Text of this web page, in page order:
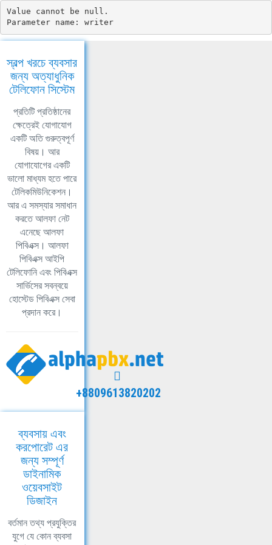
Value cannot be null.
Parameter name: writer
স্বল্প খরচে ব্যবসার
জন্য অত্যাধুনিক
টেলিফোন সিস্টেম
প্রতিটি প্রতিষ্ঠানের
ক্ষেত্রেই যোগাযোগ
একটি অতি গুরুত্বপূর্ণ
বিষয়। আর
যোগাযোগের একটি
ভালো মাধ্যম হতে পারে
টেলিকমিউনিকেশন।
আর এ সমস্যার সমাধান
করতে আলফা নেট
এনেছে আলফা
পিবিএক্স। আলফা
পিবিএক্স আইপি
টেলিফোনি এবং পিবিএক্স
সার্ভিসের সবন্বয়ে
হোস্টেড পিবিএক্স সেবা
প্রদান করে।
+8809613820202
ব্যবসায় এবং
করপোরেট এর
জন্য সম্পূর্ণ
ডাইনামিক
ওয়েবসাইট
ডিজাইন
বর্তমান তথ্য প্রযুক্তির
যুগে যে কোন ব্যবসা